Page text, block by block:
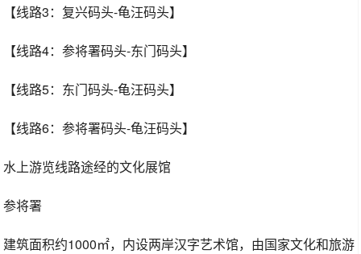
【线路3：复兴码头-龟汪码头】
【线路4：参将署码头-东门码头】
【线路5：东门码头-龟汪码头】
【线路6：参将署码头-龟汪码头】
水上游览线路途经的文化展馆
参将署
建筑面积约1000㎡，内设两岸汉字艺术馆，由国家文化和旅游